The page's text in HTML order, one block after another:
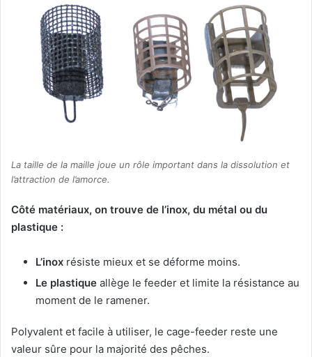
La taille de la maille joue un rôle important dans la dissolution et
l’attraction de l’amorce.
Côté matériaux, on trouve de l’inox, du métal ou du
plastique :
L’inox résiste mieux et se déforme moins.
Le plastique allège le feeder et limite la résistance au
moment de le ramener.
Polyvalent et facile à utiliser, le cage-feeder reste une
valeur sûre pour la majorité des pêches.